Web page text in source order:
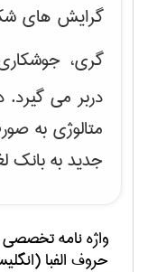
گرایش های
گری،
دربر می گیرد.
متالوژی به
جدید به بانک
واژه نامه تخصصی
حروف الفبا